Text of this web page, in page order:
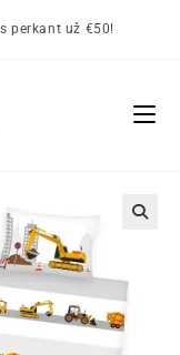
perkant už €50!